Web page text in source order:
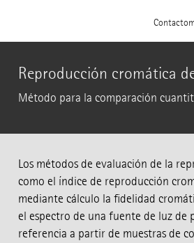
Contacto
Reproducción cromática
Método para la comparación
Los métodos de evaluación de la
como el índice de reproducción
mediante cálculo la fidelidad
el espectro de una fuente de luz de
referencia a partir de muestras de